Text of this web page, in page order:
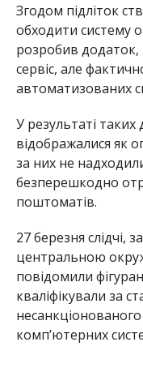
Згодом підліток
обходити систему
розробив додаток,
сервіс, але
автоматизованих
У результаті таких
відображалися як
за них не
безперешкодно
поштоматів.
27 березня слідчі,
центральною
повідомили
кваліфікували за
комп’ютерних